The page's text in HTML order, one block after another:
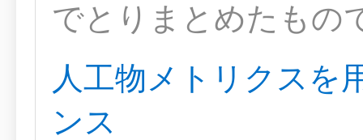
でとりまとめたもの
人工物メトリクスを
ンス